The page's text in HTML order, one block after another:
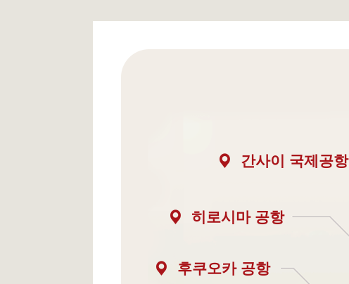
간사이 국제공항
히로시마 공항
후쿠오카 공항